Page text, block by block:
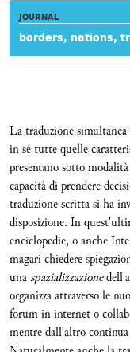
JOURNAL
borders, nations,
La traduzione
in sé tutte quelle
presentano sotto
capacità di prendere
traduzione scritta si ha
disposizione. In
enciclopedie, o anche
magari chiedere
unaspazializzazione
organizza attraverso le
forum in internet o
mentre dall'altro